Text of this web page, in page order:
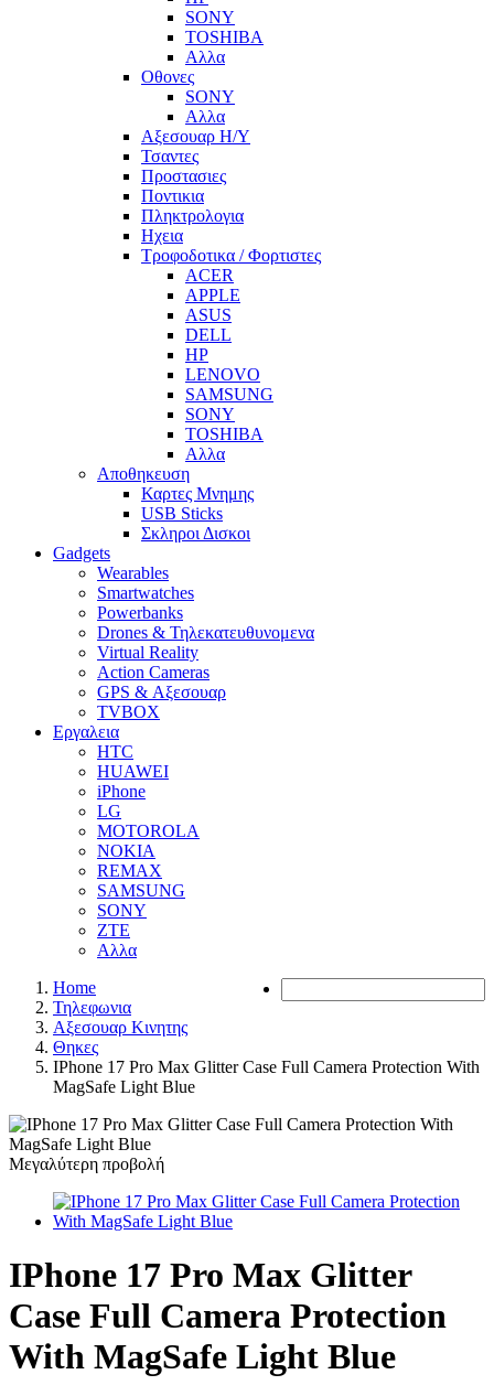
SONY
TOSHIBA
Αλλα
Οθονες
SONY
Αλλα
Αξεσουαρ Η/Υ
Τσαντες
Προστασιες
Ποντικια
Πληκτρολογια
Ηχεια
Τροφοδοτικα / Φορτιστες
ACER
APPLE
ASUS
DELL
HP
LENOVO
SAMSUNG
SONY
TOSHIBA
Αλλα
Αποθηκευση
Καρτες Μνημης
USB Sticks
Σκληροι Δισκοι
Gadgets
Wearables
Smartwatches
Powerbanks
Drones & Τηλεκατευθυνομενα
Virtual Reality
Action Cameras
GPS & Αξεσουαρ
TVBOX
Εργαλεια
HTC
HUAWEI
iPhone
LG
MOTOROLA
NOKIA
REMAX
SAMSUNG
SONY
ZTE
Αλλα
Home
Τηλεφωνια
Αξεσουαρ Κινητης
Θηκες
IPhone 17 Pro Max Glitter Case Full Camera Protection With
MagSafe Light Blue
Μεγαλύτερη προβολή
IPhone 17 Pro Max Glitter
Case Full Camera Protection
With MagSafe Light Blue